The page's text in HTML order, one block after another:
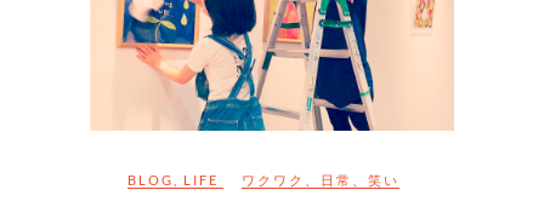
BLOG LIFE ワクワク 日常 笑い